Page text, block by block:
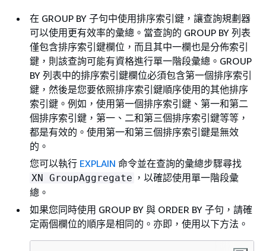
在 GROUP BY 子句中使用排序索引鍵，讓查詢規劃器
可以使用更有效率的彙總。當查詢的 GROUP BY 列表
僅包含排序索引鍵欄位，而且其中一欄也是分佈索引
鍵，則該查詢可能有資格進行單一階段彙總。GROUP
BY 列表中的排序索引鍵欄位必須包含第一個排序索引
鍵，然後是您要依照排序索引鍵順序使用的其他排序
索引鍵。例如，使用第一個排序索引鍵、第一和第二
個排序索引鍵，第一、二和第三個排序索引鍵等等，
都是有效的。使用第一和第三個排序索引鍵是無效
的。
您可以執行 EXPLAIN 命令並在查詢的彙總步驟尋找
XN GroupAggregate ，以確認使用單一階段彙
總。
如果您同時使用 GROUP BY 與 ORDER BY 子句，請確
定兩個欄位的順序是相同的。亦即，使用以下方法。